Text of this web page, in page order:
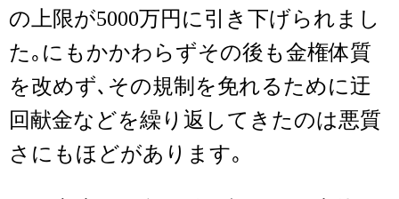
の上限が5000万円に引き下げられまし
た｡にもかかわらずその後も金権体質
を改めず､その規制を免れるために迂
回献金などを繰り返してきたのは悪質
さにもほどがあります｡